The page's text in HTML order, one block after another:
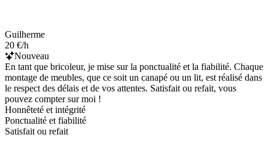
Guilherme
20 €/h
Nouveau
En tant que bricoleur, je mise sur la ponctualité et la fiabilité. Chaque
montage de meubles, que ce soit un canapé ou un lit, est réalisé dans
le respect des délais et de vos attentes. Satisfait ou refait, vous
pouvez compter sur moi !
Honnêteté et intégrité
Ponctualité et fiabilité
Satisfait ou refait